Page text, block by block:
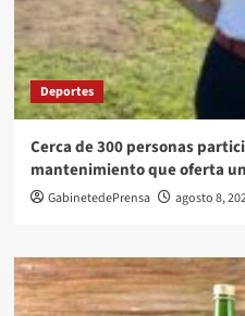
Deportes
Cerca de 300 personas
mantenimiento que oferta
GabinetedePrensa agosto 8,